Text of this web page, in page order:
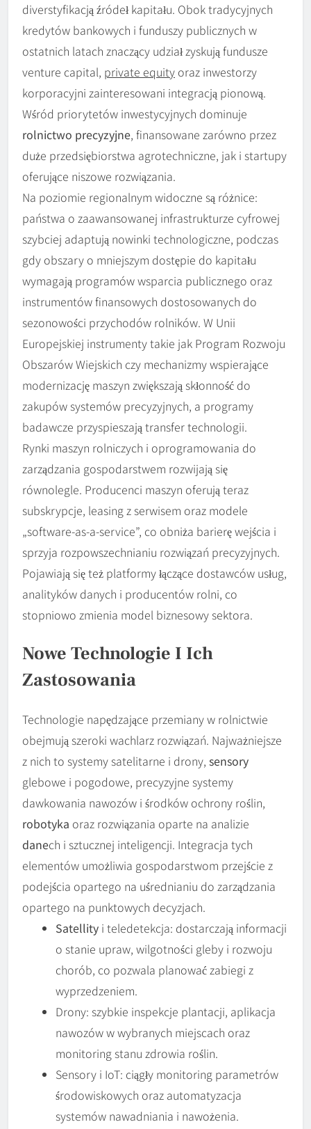
diverstyfikacją źródeł kapitału. Obok tradycyjnych
kredytów bankowych i funduszy publicznych w
ostatnich latach znaczący udział zyskują fundusze
venture capital, private equity oraz inwestorzy
korporacyjni zainteresowani integracją pionową.
Wśród priorytetów inwestycyjnych dominuje
rolnictwo precyzyjne, finansowane zarówno przez
duże przedsiębiorstwa agrotechniczne, jak i startupy
oferujące niszowe rozwiązania.
Na poziomie regionalnym widoczne są różnice:
państwa o zaawansowanej infrastrukturze cyfrowej
szybciej adaptują nowinki technologiczne, podczas
gdy obszary o mniejszym dostępie do kapitału
wymagają programów wsparcia publicznego oraz
instrumentów finansowych dostosowanych do
sezonowości przychodów rolników. W Unii
Europejskiej instrumenty takie jak Program Rozwoju
Obszarów Wiejskich czy mechanizmy wspierające
modernizację maszyn zwiększają skłonność do
zakupów systemów precyzyjnych, a programy
badawcze przyspieszają transfer technologii.
Rynki maszyn rolniczych i oprogramowania do
zarządzania gospodarstwem rozwijają się
równolegle. Producenci maszyn oferują teraz
subskrypcje, leasing z serwisem oraz modele
„software-as-a-service”, co obniża barierę wejścia i
sprzyja rozpowszechnianiu rozwiązań precyzyjnych.
Pojawiają się też platformy łączące dostawców usług,
analityków danych i producentów rolni, co
stopniowo zmienia model biznesowy sektora.
Nowe Technologie I Ich
Zastosowania
Technologie napędzające przemiany w rolnictwie
obejmują szeroki wachlarz rozwiązań. Najważniejsze
z nich to systemy satelitarne i drony, sensory
glebowe i pogodowe, precyzyjne systemy
dawkowania nawozów i środków ochrony roślin,
robotyka oraz rozwiązania oparte na analizie
danech i sztucznej inteligencji. Integracja tych
elementów umożliwia gospodarstwom przejście z
podejścia opartego na uśrednianiu do zarządzania
opartego na punktowych decyzjach.
Satellity i teledetekcja: dostarczają informacji
o stanie upraw, wilgotności gleby i rozwoju
chorób, co pozwala planować zabiegi z
wyprzedzeniem.
Drony: szybkie inspekcje plantacji, aplikacja
nawozów w wybranych miejscach oraz
monitoring stanu zdrowia roślin.
Sensory i IoT: ciągły monitoring parametrów
środowiskowych oraz automatyzacja
systemów nawadniania i nawożenia.